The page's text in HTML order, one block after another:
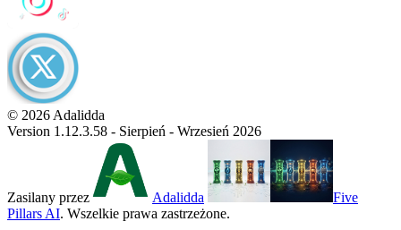
© 2026 Adalidda
Version 1.12.3.58 - Sierpień - Wrzesień 2026
Zasilany przez Adalidda
Five
Pillars AI. Wszelkie prawa zastrzeżone.